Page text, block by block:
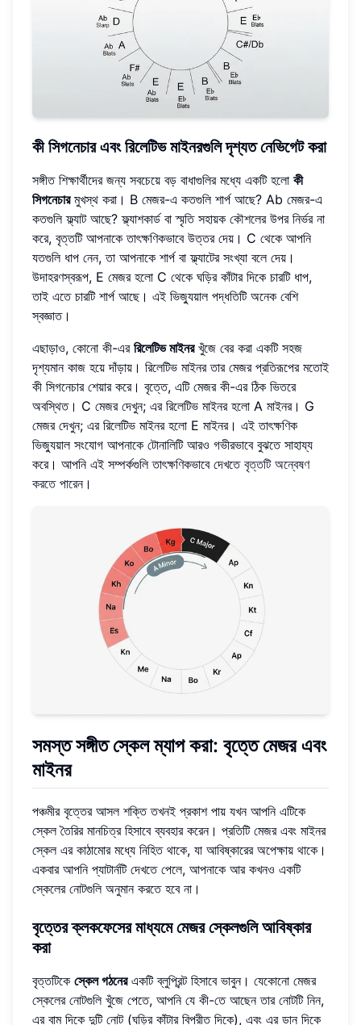
কী সিগনেচার এবং রিলেটিভ মাইনরগুলি দৃশ্যত নেভিগেট করা
সঙ্গীত শিক্ষার্থীদের জন্য সবচেয়ে বড় বাধাগুলির মধ্যে একটি হলো কী
সিগনেচারমুখস্থ করা। B মেজর-এ কতগুলি শার্প আছে? Ab মেজর-এ
কতগুলি ফ্ল্যাট আছে? ফ্ল্যাশকার্ড বা স্মৃতি সহায়ক কৌশলের উপর নির্ভর না
করে, বৃত্তটি আপনাকে তাৎক্ষণিকভাবে উত্তর দেয়। C থেকে আপনি
যতগুলি ধাপ নেন, তা আপনাকে শার্প বা ফ্ল্যাটের সংখ্যা বলে দেয়।
উদাহরণস্বরূপ, E মেজর হলো C থেকে ঘড়ির কাঁটার দিকে চারটি ধাপ,
তাই এতে চারটি শার্প আছে। এই ভিজ্যুয়াল পদ্ধতিটি অনেক বেশি
স্বজ্ঞাত।
এছাড়াও, কোনো কী-এর রিলেটিভ মাইনরখুঁজে বের করা একটি সহজ
দৃশ্যমান কাজ হয়ে দাঁড়ায়। রিলেটিভ মাইনর তার মেজর প্রতিরূপের মতোই
কী সিগনেচার শেয়ার করে। বৃত্তে, এটি মেজর কী-এর ঠিক ভিতরে
অবস্থিত। C মেজর দেখুন; এর রিলেটিভ মাইনর হলো A মাইনর। G
মেজর দেখুন; এর রিলেটিভ মাইনর হলো E মাইনর। এই তাৎক্ষণিক
ভিজ্যুয়াল সংযোগ আপনাকে টোনালিটি আরও গভীরভাবে বুঝতে সাহায্য
করে। আপনি এই সম্পর্কগুলি তাৎক্ষণিকভাবে দেখতে বৃত্তটি অন্বেষণ
করতে পারেন।
সমস্ত সঙ্গীত স্কেল ম্যাপ করা: বৃত্তে মেজর এবং
মাইনর
পঞ্চমীর বৃত্তের আসল শক্তি তখনই প্রকাশ পায় যখন আপনি এটিকে
স্কেল তৈরির মানচিত্র হিসাবে ব্যবহার করেন। প্রতিটি মেজর এবং মাইনর
স্কেল এর কাঠামোর মধ্যে নিহিত থাকে, যা আবিষ্কারের অপেক্ষায় থাকে।
একবার আপনি প্যাটার্নটি দেখতে পেলে, আপনাকে আর কখনও একটি
স্কেলের নোটগুলি অনুমান করতে হবে না।
বৃত্তের ক্লকফেসের মাধ্যমে মেজর স্কেলগুলি আবিষ্কার
করা
বৃত্তটিকে স্কেল গঠনেরএকটি ব্লুপ্রিন্ট হিসাবে ভাবুন। যেকোনো মেজর
স্কেলের নোটগুলি খুঁজে পেতে, আপনি যে কী-তে আছেন তার নোটটি নিন,
এর বাম দিকে দুটি নোট (ঘড়ির কাঁটার বিপরীত দিকে), এবং এর ডান দিকে